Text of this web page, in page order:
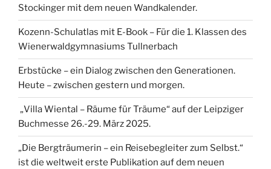
Stockinger mit dem neuen Wandkalender.
Kozenn-Schulatlas mit E-Book – Für die 1. Klassen des
Wienerwaldgymnasiums Tullnerbach
Erbstücke – ein Dialog zwischen den Generationen.
Heute – zwischen gestern und morgen.
„Villa Wiental – Räume für Träume“ auf der Leipziger
Buchmesse 26.-29. März 2025.
„Die Bergträumerin – ein Reisebegleiter zum Selbst.“
ist die weltweit erste Publikation auf dem neuen